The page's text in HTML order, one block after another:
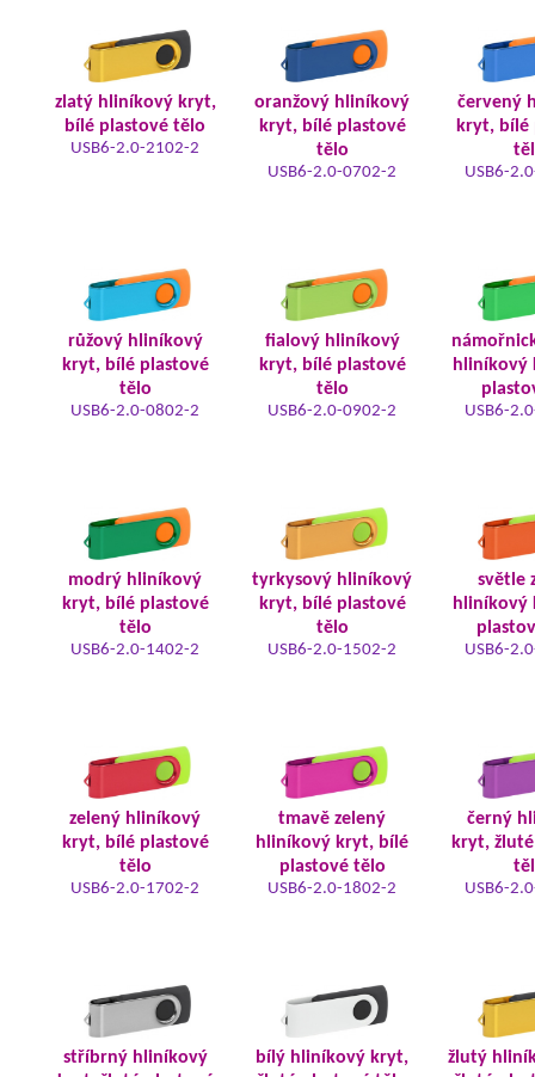
zlatý hliníkový kryt,
bílé plastové tělo
USB6-2.0-2102-2
oranžový hliníkový
kryt, bílé plastové
tělo
USB6-2.0-0702-2
červený
kryt, bílé
USB6-
růžový hliníkový
kryt, bílé plastové
tělo
USB6-2.0-0802-2
fialový hliníkový
kryt, bílé plastové
tělo
USB6-2.0-0902-2
hliníkový
USB6-
modrý hliníkový
kryt, bílé plastové
tělo
USB6-2.0-1402-2
tyrkysový hliníkový
kryt, bílé plastové
tělo
USB6-2.0-1502-2
světle
hliníkový
USB6-
zelený hliníkový
kryt, bílé plastové
tělo
USB6-2.0-1702-2
tmavě zelený
hliníkový kryt, bílé
plastové tělo
USB6-2.0-1802-2
černý
kryt,
USB6-
stříbrný hliníkový
bílý hliníkový kryt,
žlutý